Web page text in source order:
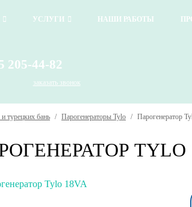
УСЛУГИ НАШИ РАБОТЫ
205-44-82
заказать звонок
турецких бань / Парогенераторы Tylo / Парогенератор
TYLO